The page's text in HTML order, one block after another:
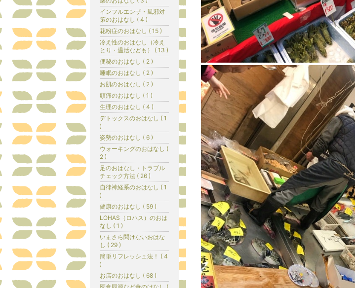
インフルエンザ・風邪対
策のおはなし ( 4 )
花粉症のおはなし ( 15 )
冷え性のおはなし（冷え
とり・温活なども） ( 13 )
便秘のおはなし ( 2 )
睡眠のおはなし ( 2 )
お肌のおはなし ( 2 )
頭痛のおはなし ( 1 )
生理のおはなし ( 4 )
デトックスのおはなし ( 1
)
姿勢のおはなし ( 6 )
ウォーキングのおはなし (
2 )
足のおはなし・トラブル
チェック方法 ( 26 )
自律神経系のおはなし ( 1
)
健康のおはなし ( 59 )
LOHAS（ロハス）のおは
なし ( 1 )
いまさら聞けないおはな
し ( 29 )
簡単リフレッシュ法！ ( 4
)
お店のおはなし ( 68 )